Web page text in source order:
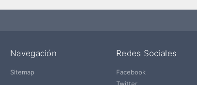
Navegación
Sitemap
Redes Sociales
Facebook